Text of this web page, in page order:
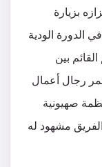
بزيارة
الدورة الودية
بين
رجال أعمال
صهيونية
مشهود له